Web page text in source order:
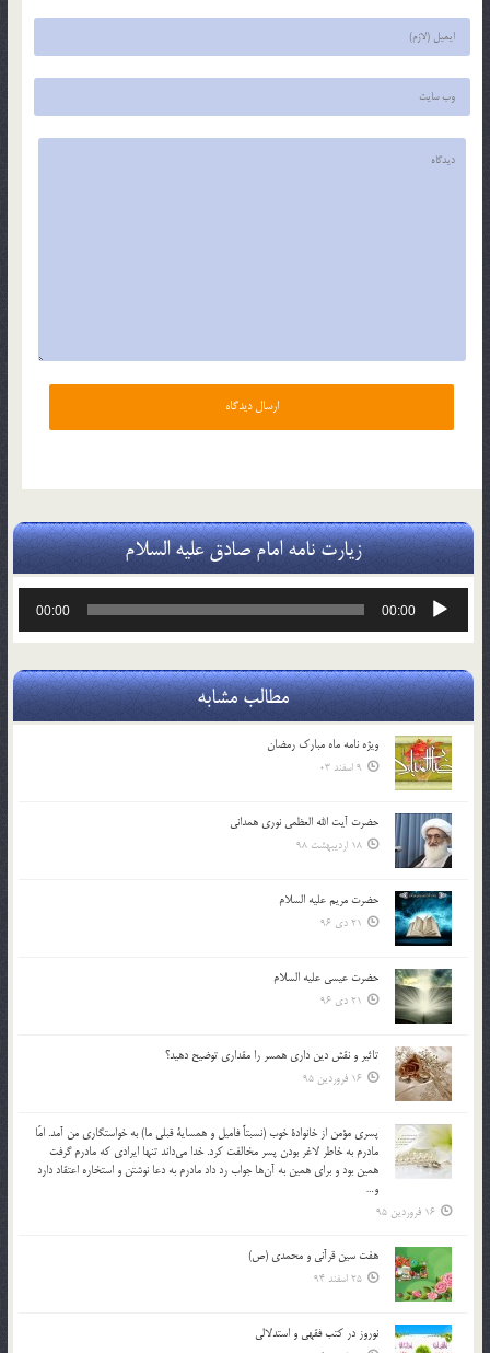
زیارت نامه امام صادق علیه السلام
پخش‌کننده
00:00
00:00
مطالب مشابه
ویژه نامه ماه مبارک رمضان
9 اسفند 03
حضرت آیت الله العظمی نوری همدانی
18 اردیبهشت 98
حضرت مریم علیه السلام
21 دی 96
حضرت عیسی علیه السلام
21 دی 96
تاثير و نقش دين داري همسر را مقداري توضيح دهيد؟
16 فروردین 95
پسري مؤمن از خانوادة خوب (نسبتاً فاميل و همساية قبلي ما) به خواستگاري من آمد. امّا
مادرم به خاطر لاغر بودن پسر مخالفت كرد. خدا مي‌داند تنها ايرادي كه مادرم گرفت
همين بود و براي همين به آن‌ها جواب رد داد مادرم به دعا نوشتن و استخاره اعتقاد دارد
و…
16 فروردین 95
هفت سین قرآنی و محمدی (ص)
25 اسفند 94
نوروز در كتب فقهى و استدلالى‏